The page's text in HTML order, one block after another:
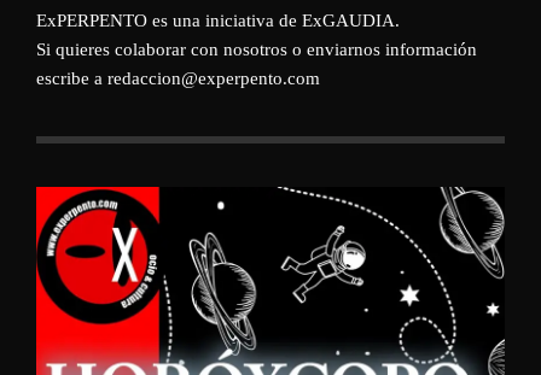
ExPERPENTO es una iniciativa de ExGAUDIA.
Si quieres colaborar con nosotros o enviarnos información
escribe a redaccion@experpento.com